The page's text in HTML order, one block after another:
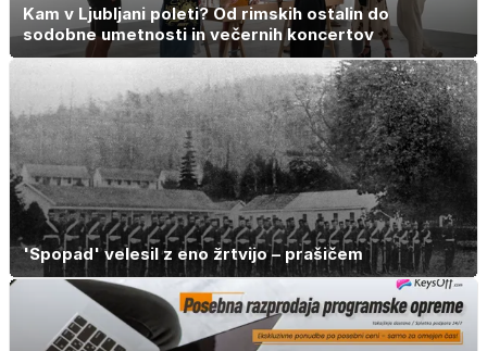
Kam v Ljubljani poleti? Od rimskih ostalin do
sodobne umetnosti in večernih koncertov
'Spopad' velesil z eno žrtvijo – prašičem